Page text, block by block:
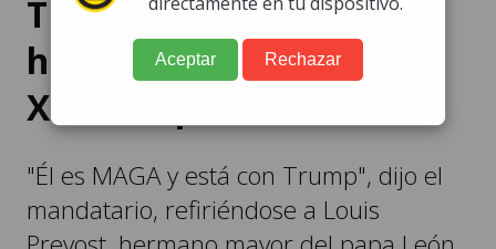
Trump presume que
hermano del papa León
XIV es republicano
"Él es MAGA y está con Trump", dijo el
mandatario, refiriéndose a Louis
Aceptar Rechazar